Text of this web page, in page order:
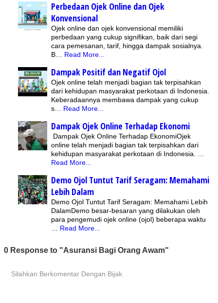
Perbedaan Ojek Online dan Ojek
Konvensional
Ojek online dan ojek konvensional memiliki
perbedaan yang cukup signifikan, baik dari segi
cara pemesanan, tarif, hingga dampak sosialnya.
B… Read More...
Dampak Positif dan Negatif Ojol
Ojek online telah menjadi bagian tak terpisahkan
dari kehidupan masyarakat perkotaan di Indonesia.
Keberadaannya membawa dampak yang cukup
s… Read More...
Dampak Ojek Online Terhadap Ekonomi
Dampak Ojek Online Terhadap EkonomiOjek
online telah menjadi bagian tak terpisahkan dari
kehidupan masyarakat perkotaan di Indonesia. …
Read More...
Demo Ojol Tuntut Tarif Seragam: Memahami
Lebih Dalam
Demo Ojol Tuntut Tarif Seragam: Memahami Lebih
DalamDemo besar-besaran yang dilakukan oleh
para pengemudi ojek online (ojol) beberapa waktu
… Read More...
0 Response to "Asuransi Bagi Orang Awam"
Silahkan Berkomentar Dengan Bijak